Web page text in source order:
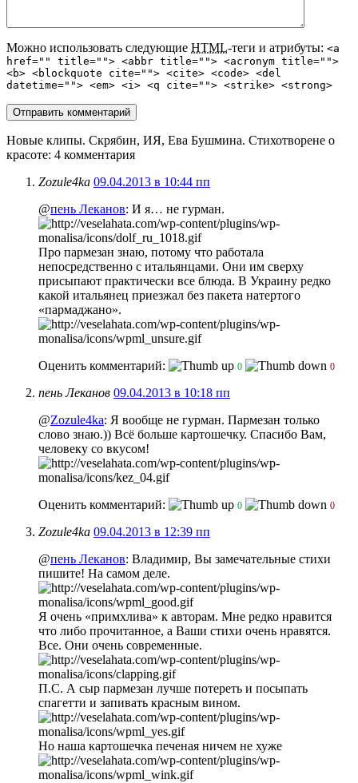
Можно использовать следующие HTML-теги и атрибуты: <a
href="" title=""> <abbr title=""> <acronym title="">
<b> <blockquote cite=""> <cite> <code> <del
datetime=""> <em> <i> <q cite=""> <strike> <strong>
Новые клипы. Скрябин, ИЯ, Ева Бушмина. Стихотворене о
красоте: 4 комментария
Zozule4ka 09.04.2013 в 10:44 пп
@пень Леканов: И я… не гурман.
Про пармезан знаю, потому что работала
непосредственно с итальянцами. Они им сверху
присыпают практически все блюда. В Украину редко
какой итальянец приезжал без пакета натертого
«пармаджано».
Оценить комментарий: 0 0
пень Леканов 09.04.2013 в 10:18 пп
@Zozule4ka: Я вообще не гурман. Пармезан только
слово знаю.)) Всё больше картошечку. Спасибо Вам,
человеку со вкусом!
Оценить комментарий: 0 0
Zozule4ka 09.04.2013 в 12:39 пп
@пень Леканов: Владимир, Вы замечательные стихи
пишите! На самом деле.
Я очень «примхлива» к авторам. Мне редко нравится
что либо прочитанное, а Ваши стихи очень нравятся.
Все. Они очень современные.
П.С. А сыр пармезан лучше потереть и посыпать
спагетти и запивать красным вином.
Но наша картошечка печеная ничем не хуже